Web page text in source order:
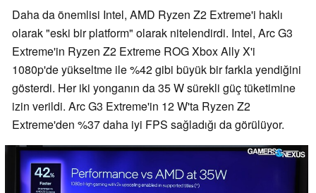
Daha da önemlisi Intel, AMD Ryzen Z2 Extreme'i haklı
olarak "eski bir platform" olarak nitelendirdi. Intel, Arc G3
Extreme'in Ryzen Z2 Extreme ROG Xbox Ally X'i
1080p'de yükseltme ile %42 gibi büyük bir farkla yendiğini
gösterdi. Her iki yonganın da 35 W sürekli güç tüketimine
izin verildi. Arc G3 Extreme'in 12 W'ta Ryzen Z2
Extreme'den %37 daha iyi FPS sağladığı da görülüyor.